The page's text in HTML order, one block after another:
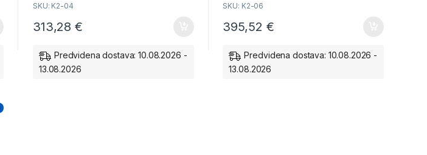
SKU: K2-04
313,28€
Predvidena dostava: 10.08.2026 -
13.08.2026
SKU: K2-06
395,52 €
Predvidena dostava: 10.08.2026 -
13.08.2026